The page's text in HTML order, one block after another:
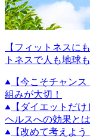
【フィットネスに
トネスで人も地球
【今こそチャン
組みが大切！
【ダイエットだ
ヘルスへの効果と
【改めて考えよ